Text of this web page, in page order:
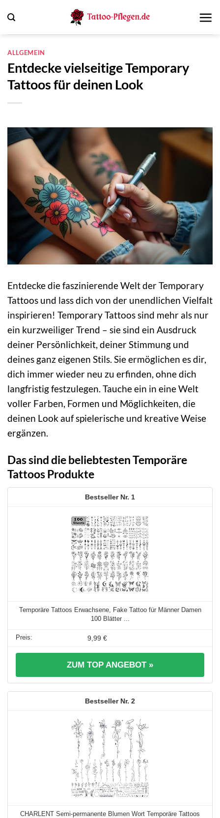
Inhalt
springen
ALLGEMEIN
Entdecke vielseitige Temporary
Tattoos für deinen Look
Entdecke die faszinierende Welt der Temporary
Tattoos und lass dich von der unendlichen Vielfalt
inspirieren! Temporary Tattoos sind mehr als nur
ein kurzweiliger Trend – sie sind ein Ausdruck
deiner Persönlichkeit, deiner Stimmung und
deines ganz eigenen Stils. Sie ermöglichen es dir,
dich immer wieder neu zu erfinden, ohne dich
langfristig festzulegen. Tauche ein in eine Welt
voller Farben, Formen und Möglichkeiten, die
deinen Look auf spielerische und kreative Weise
ergänzen.
Das sind die beliebtesten Temporäre
Tattoos Produkte
1
Temporäre Tattoos Erwachsene, Fake Tattoo für Männer Damen
100 Blätter ...
9,99 €
ZUM TOP ANGEBOT »
2
CHARLENT Semi-permanente Blumen Wort Temporäre Tattoos